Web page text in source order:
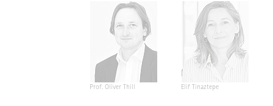
Prof. Oliver Thill Elif Tinaztepe